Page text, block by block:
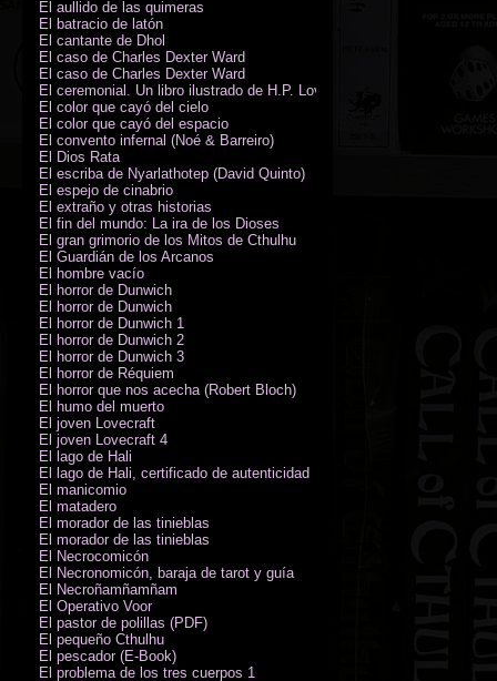
El aullido de las quimeras
El batracio de latón
El cantante de Dhol
El caso de Charles Dexter Ward
El caso de Charles Dexter Ward
El ceremonial. Un libro ilustrado de H.P. Lovecraft
El color que cayó del cielo
El color que cayó del espacio
El convento infernal (Noé & Barreiro)
El Dios Rata
El escriba de Nyarlathotep (David Quinto)
El espejo de cinabrio
El extraño y otras historias
El fin del mundo: La ira de los Dioses
El gran grimorio de los Mitos de Cthulhu
El Guardián de los Arcanos
El hombre vacío
El horror de Dunwich
El horror de Dunwich
El horror de Dunwich 1
El horror de Dunwich 2
El horror de Dunwich 3
El horror de Réquiem
El horror que nos acecha (Robert Bloch)
El humo del muerto
El joven Lovecraft
El joven Lovecraft 4
El lago de Hali
El lago de Hali, certificado de autenticidad
El manicomio
El matadero
El morador de las tinieblas
El morador de las tinieblas
El Necrocomicón
El Necronomicón, baraja de tarot y guía
El Necroñamñamñam
El Operativo Voor
El pastor de polillas (PDF)
El pequeño Cthulhu
El pescador (E-Book)
El problema de los tres cuerpos 1